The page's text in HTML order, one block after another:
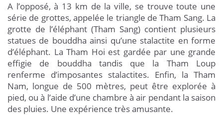
A l’opposé, à 13 km de la ville, se trouve toute une
série de grottes, appelée le triangle de Tham Sang. La
grotte de l’éléphant (Tham Sang) contient plusieurs
statues de bouddha ainsi qu’une stalactite en forme
d’éléphant. La Tham Hoi est gardée par une grande
effigie de bouddha tandis que la Tham Loup
renferme d’imposantes stalactites. Enfin, la Tham
Nam, longue de 500 mètres, peut être explorée à
pied, ou à l’aide d’une chambre à air pendant la saison
des pluies. Une expérience très amusante.